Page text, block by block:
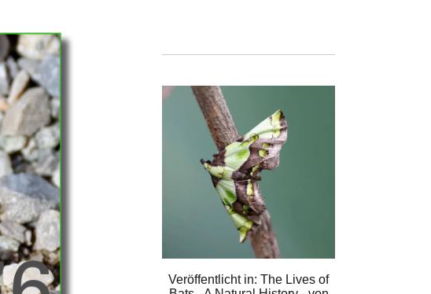
Veröffentlicht in: The Lives of